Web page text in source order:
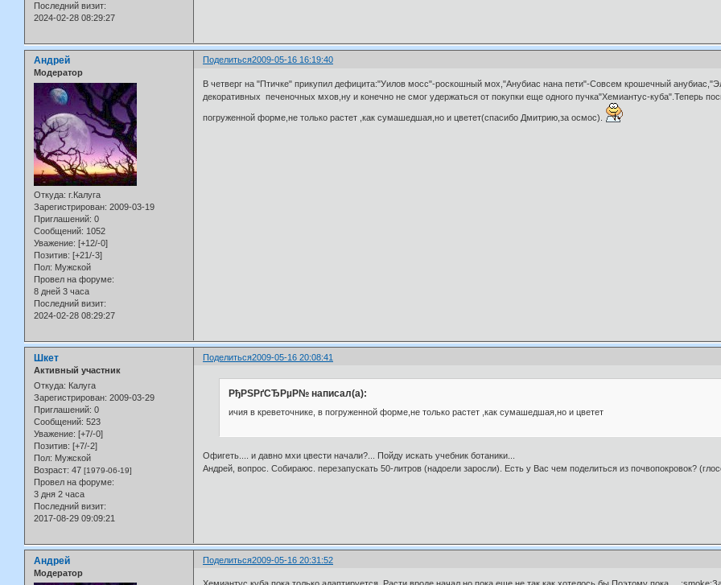
Последний визит:
2024-02-28 08:29:27
Поделиться2009-05-16 16:19:40
Андрей
Модератор
Откуда: г.Калуга
Зарегистрирован: 2009-03-19
Приглашений: 0
Сообщений: 1052
Уважение: [+12/-0]
Позитив: [+21/-3]
Пол: Мужской
Провел на форуме:
8 дней 3 часа
Последний визит:
2024-02-28 08:29:27
В четверг на "Птичке" прикупил дефицита:"Уилов мосс"-роскошный мох,"Анубиас нана пети"-Совсем крошечный
декоративных печеночных мхов,ну и конечно не смог удержаться от покупки еще одного пучка"Хемиантус-куба".Теперь
погруженной форме,не только растет ,как сумашедшая,но и цветет(спасибо Дмитрию,за осмос).
Поделиться2009-05-16 20:08:41
Шкет
Активный участник
Откуда: Калуга
Зарегистрирован: 2009-03-29
Приглашений: 0
Сообщений: 523
Уважение: [+7/-0]
Позитив: [+7/-2]
Пол: Мужской
Возраст: 47 [1979-06-19]
Провел на форуме:
3 дня 2 часа
Последний визит:
2017-08-29 09:09:21
РђРЅРґСЂРµР№ написал(а):
ичия в креветочнике, в погруженной форме,не только растет ,как сумашедшая,но и цветет
Офигеть.... и давно мхи цвести начали?... Пойду искать учебник ботаники...
Андрей, вопрос. Собираюс. перезапускать 50-литров (надоели заросли). Есть у Вас чем поделиться из почвопокровок?
Поделиться2009-05-16 20:31:52
Андрей
Модератор